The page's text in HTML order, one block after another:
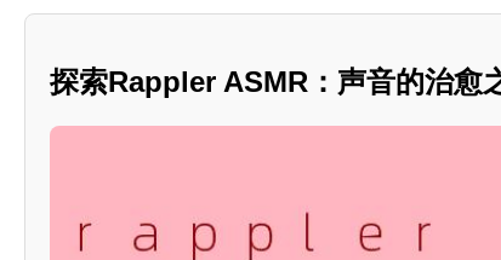
探索Rappler ASMR：声音的治愈